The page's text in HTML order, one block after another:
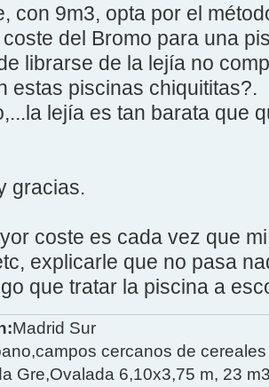
con 9m3, opta por el
del Bromo para una
librarse de la lejía no
estas piscinas chiquititas?.
lejía es tan barata que
gracias.
coste es cada vez que
explicarle que no pasa
que tratar la piscina a
Madrid Sur
cercanos de cereales
Gre,Ovalada 6,10x3,75 m, 23